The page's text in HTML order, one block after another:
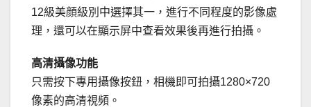
12級美顔級別中選擇其一，進行不同程度的影像處
理，還可以在顯示屏中查看效果後再進行拍攝。
高清攝像功能
只需按下專用攝像按鈕，相機即可拍攝1280×720
像素的高清視頻。